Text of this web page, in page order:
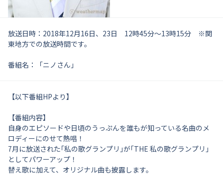
放送日時：2018年12月16日、23日 12時45分～13時15分 ※関
東地方での放送時間です。
番組名：「ニノさん」
【以下番組HPより】
【番組内容】
自身のエピソードや日頃のうっぷんを誰もが知っている名曲のメ
ロディーにのせて熱唱！
7月に放送された｢私の歌グランプリ｣が｢THE 私の歌グランプリ｣
としてパワーアップ！
替え歌に加えて、オリジナル曲も披露します。